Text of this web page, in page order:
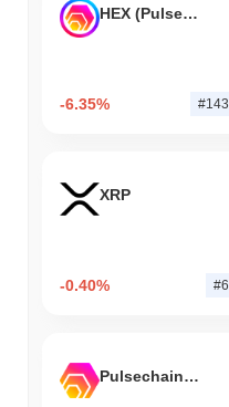
HEX (Pulsechain)
-6.35% #143
XRP
-0.40% #6
Pulsechain Bridged HEX (Pulsechain)